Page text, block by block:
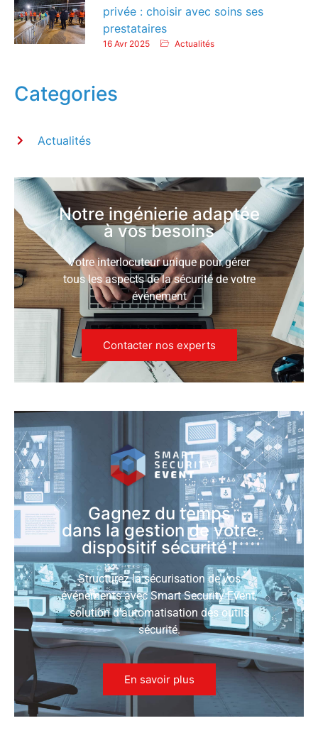
privée : choisir avec soins ses
prestataires
16 Avr 2025 Actualités
Categories
Actualités
Notre ingénierie adaptée
à vos besoins
Votre interlocuteur unique pour gérer
tous les aspects de la sécurité de votre
événement
Contacter nos experts
Gagnez du temps
dans la gestion de votre
dispositif sécurité !
Structurez la sécurisation de vos
événements avec Smart Security Event,
solution d’automatisation des outils
sécurité.
En savoir plus